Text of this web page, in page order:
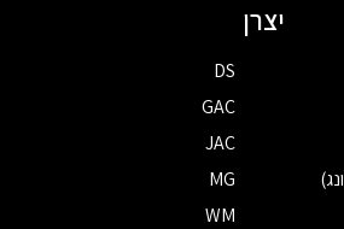
יצרן
DS
GAC
JAC
MG
WM